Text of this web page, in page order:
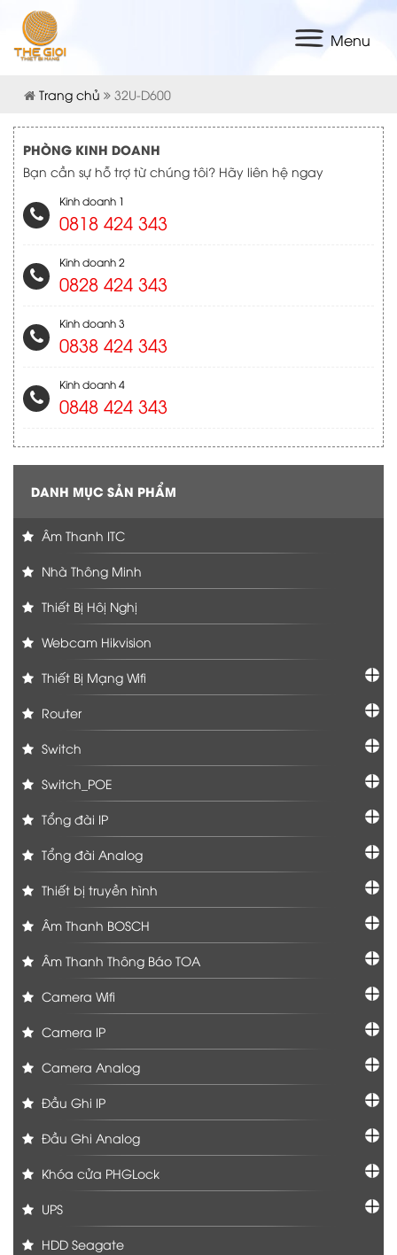
Menu
Trang chủ 32U-D600
PHÒNG KINH DOANH
Bạn cần sự hỗ trợ từ chúng tôi? Hãy liên hệ ngay
Kinh doanh 1
0818 424 343
Kinh doanh 2
0828 424 343
Kinh doanh 3
0838 424 343
Kinh doanh 4
0848 424 343
DANH MỤC SẢN PHẨM
Âm Thanh ITC
Nhà Thông Minh
Thiết Bị Hôị Nghị
Webcam Hikvision
Thiết Bị Mạng Wifi
Router
Switch
Switch_POE
Tổng đài IP
Tổng đài Analog
Thiết bị truyền hình
Âm Thanh BOSCH
Âm Thanh Thông Báo TOA
Camera Wifi
Camera IP
Camera Analog
Đầu Ghi IP
Đầu Ghi Analog
Khóa cửa PHGLock
UPS
HDD Seagate